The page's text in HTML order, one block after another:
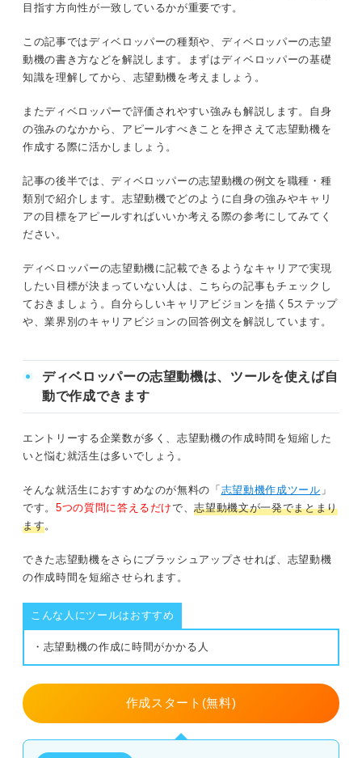
の志望動機を書くコツ
地域活性化や街づくりへの関心の表現方法
き方の違い
ディベロッパーの志望動機で環境問題や
ディベロッパーの志望動機を考える際の注意点
都市計画や環境配慮などの社会貢献の視点
を盛り込む
ディベロッパーの志望動機では企業の開発理念への
理解を示して内定獲得を目指そう！
目指す方向性が一致しているかが重要です。
この記事ではディベロッパーの種類や、ディベロッパーの志望
動機の書き方などを解説します。まずはディベロッパーの基礎
知識を理解してから、志望動機を考えましょう。
またディベロッパーで評価されやすい強みも解説します。自身
の強みのなかから、アピールすべきことを押さえて志望動機を
作成する際に活かしましょう。
記事の後半では、ディベロッパーの志望動機の例文を職種・種
類別で紹介します。志望動機でどのように自身の強みやキャリ
アの目標をアピールすればいいか考える際の参考にしてみてく
ださい。
ディベロッパーの志望動機に記載できるようなキャリアで実現
したい目標が決まっていない人は、こちらの記事もチェックし
ておきましょう。自分らしいキャリアビジョンを描く5ステップ
や、業界別のキャリアビジョンの回答例文を解説しています。
ディベロッパーの志望動機は、ツールを使えば自
動で作成できます
エントリーする企業数が多く、志望動機の作成時間を短縮した
いと悩む就活生は多いでしょう。
そんな就活生におすすめなのが無料の「 志望動機作成ツール 」
です。 5つの質問に答えるだけで、志望動機文が一発でまとまり
ます。
できた志望動機をさらにブラッシュアップさせれば、志望動機
の作成時間を短縮させられます。
こんな人にツールはおすすめ
・志望動機の作成に時間がかかる人
作成スタート(無料)
マネジメント力
英語力
コミュニケーション能力
交渉力
5ステップ！ディベロッパーの志望動機の書き方
①ディベロッパーの志望理由を明確にする
③企業の開発理念と自身のビジョンが一致する点を見つける
⑤ディベロッパー業界におけるキャリアの目標を考える
職種・種類別！ディベロッパーの志望動機例文8選
専門ディベロッパーの志望動機例文
公的ディベロッパーの志望動機例文
地域活性化や街づくりへの関心の表現方法